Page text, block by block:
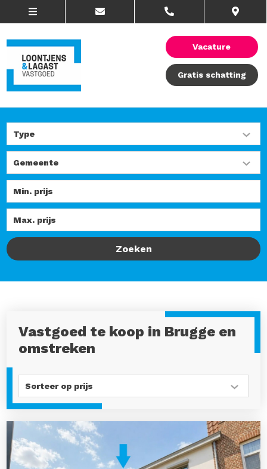
Vacature
Gratis schatting
Zoeken
Vastgoed te koop in Brugge en
omstreken